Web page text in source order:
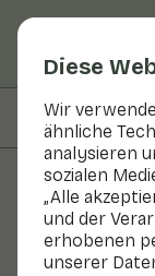
Diese
Wir
ähnliche
analysieren
sozialen
„Alle
und der
erhobenen
unserer
Auf dieser
Obst und